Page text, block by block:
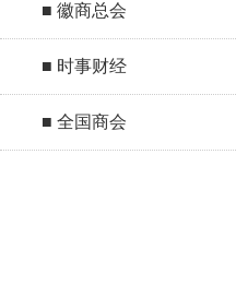
■ 徽商总会
■ 时事财经
■ 全国商会